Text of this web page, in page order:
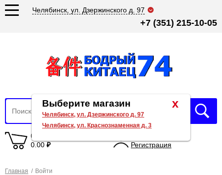
Челябинск, ул. Дзержинского д. 97
+7 (351) 215-10-05
0 товаров
0.00 ₽
Регистрация
Главная / Войти
x
Выберите магазин
Челябинск, ул. Дзержинского д. 97
Челябинск, ул. Краснознаменная д. 3